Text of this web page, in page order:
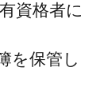
資格者に
を保管し